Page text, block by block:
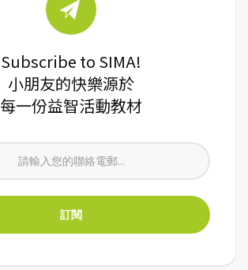
Subscribe to SIMA!
小朋友的快樂源於
每一份益智活動教材